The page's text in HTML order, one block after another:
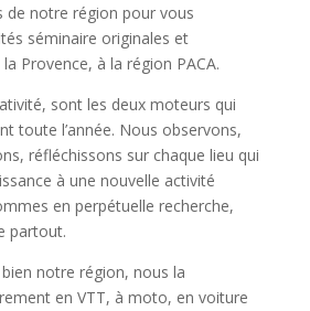
de notre région pour vous
séminaire originales et
Provence, à la région PACA.
sont les deux moteurs qui
toute l’année. Nous observons,
réfléchissons sur chaque lieu qui
à une nouvelle activité
en perpétuelle recherche,
partout.
notre région, nous la
en VTT, à moto, en voiture